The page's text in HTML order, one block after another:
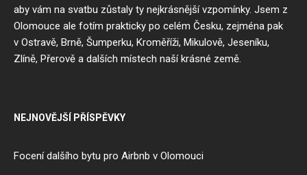
aby vám na svatbu zůstaly ty nejkrásnější vzpomínky. Jsem z
Olomouce ale fotím prakticky po celém Česku, zejména pak
v Ostravě, Brně, Šumperku, Kroměříži, Mikulově, Jeseníku,
Zlíně, Přerově a dalších místech naší krásné země.
NEJNOVĚJŠÍ PŘÍSPĚVKY
Focení dalšího bytu pro Airbnb v Olomouci